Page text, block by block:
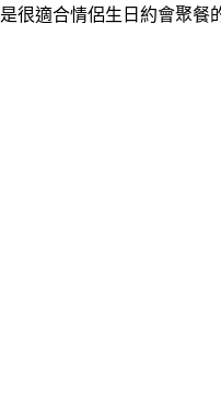
是很適合情侶生日約會聚餐